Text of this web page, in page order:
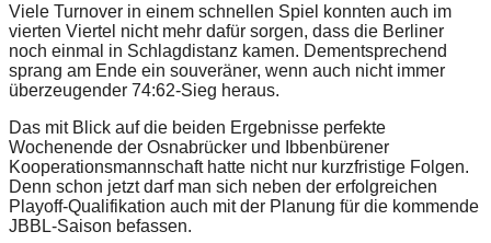
Viele Turnover in einem schnellen Spiel konnten auch im
vierten Viertel nicht mehr dafür sorgen, dass die Berliner
noch einmal in Schlagdistanz kamen. Dementsprechend
sprang am Ende ein souveräner, wenn auch nicht immer
überzeugender 74:62-Sieg heraus.
Das mit Blick auf die beiden Ergebnisse perfekte
Wochenende der Osnabrücker und Ibbenbürener
Kooperationsmannschaft hatte nicht nur kurzfristige Folgen.
Denn schon jetzt darf man sich neben der erfolgreichen
Playoff-Qualifikation auch mit der Planung für die kommende
JBBL-Saison befassen.